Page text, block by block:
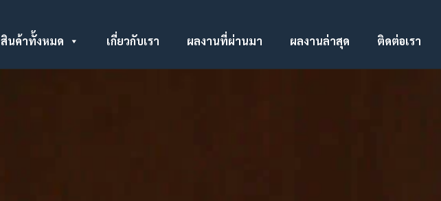
สินค้าทั้งหมด เกี่ยวกับเรา ผลงานที่ผ่านมา ผลงานล่าสุด ติดต่อเรา